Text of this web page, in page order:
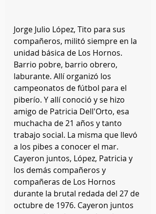
Jorge Julio López, Tito para sus
compañeros, militó siempre en la
unidad básica de Los Hornos.
Barrio pobre, barrio obrero,
laburante. Allí organizó los
campeonatos de fútbol para el
piberío. Y allí conoció y se hizo
amigo de Patricia Dell'Orto, esa
muchacha de 21 años y tanto
trabajo social. La misma que llevó
a los pibes a conocer el mar.
Cayeron juntos, López, Patricia y
los demás compañeros y
compañeras de Los Hornos
durante la brutal redada del 27 de
octubre de 1976. Cayeron juntos